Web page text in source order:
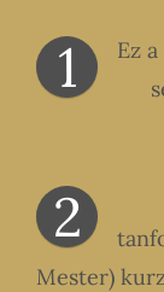
1
Ez
2
Mester)